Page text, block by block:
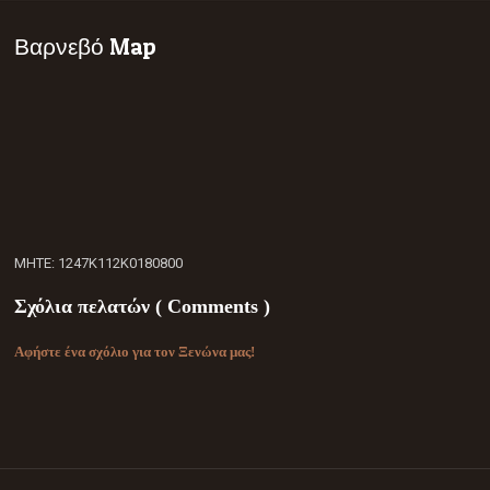
Βαρνεβό Map
ΜΗΤΕ: 1247Κ112Κ0180800
Σχόλια πελατών ( Comments )
Αφήστε ένα σχόλιο για τον Ξενώνα μας!